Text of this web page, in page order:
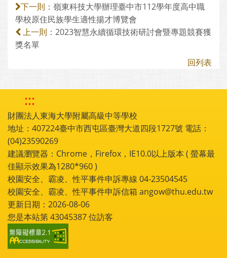
下一則： 嶺東科技大學辦理臺中市112學年度高中職
學校原住民族學生適性揚才博覽會
上一則： 2023智慧永續循環技術研討會暨專題競賽獲
獎名單
回列表
:::
財團法人東海大學附屬高級中等學校
地址：407224臺中市西屯區臺灣大道四段1727號 電話：
(04)23590269
建議瀏覽器：Chrome，Firefox，IE10.0以上版本 ( 螢幕最
佳顯示效果為1280*960 )
校園安全、霸凌、性平事件申訴專線 04-23504545
校園安全、霸凌、性平事件申訴信箱 angow@thu.edu.tw
更新日期：2026-08-06
您是本站第43045387位訪客